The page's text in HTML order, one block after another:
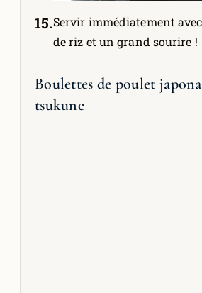
Servir immédiatement
de riz et un grand sourire !
Boulettes de poulet
tsukune